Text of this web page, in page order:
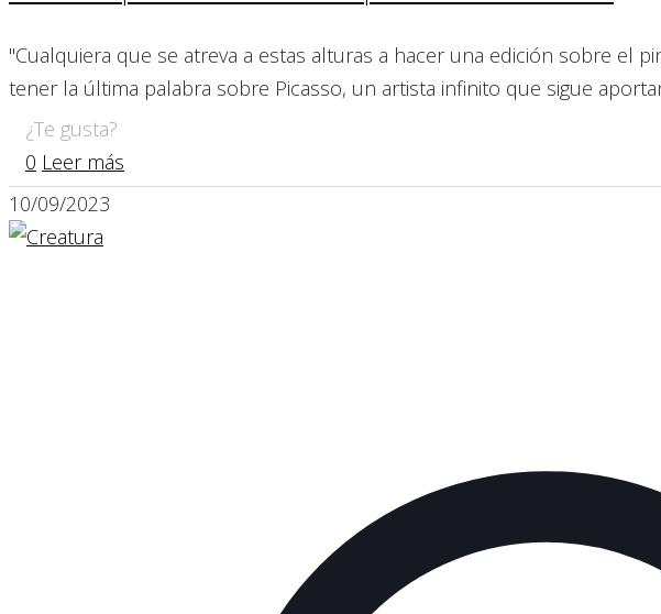
"Cualquiera que se atreva a estas alturas a hacer una edición sobre
tener la última palabra sobre Picasso, un artista infinito que sigue
¿Te gusta?
0 Leer más
10/09/2023